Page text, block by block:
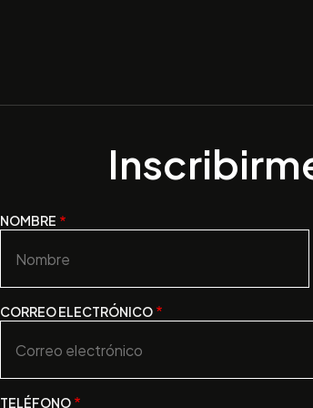
Nombre
NOMBRE
CORREO ELECTRÓNICO
TELÉFONO